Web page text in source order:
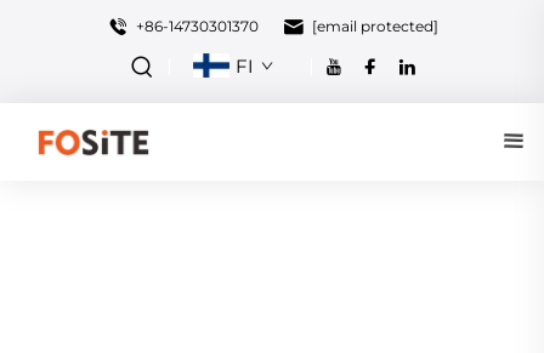
+86-14730301370 [email protected]
FI